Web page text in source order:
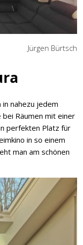
Jürgen Bürtsch
nahezu jedem
bei Räumen mit einer
perfekten Platz für
in so einem
man am schönen